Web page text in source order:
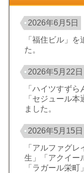
2026年6月5日
「福住ビル」を
た。
2026年5月22日
「ハイツすずら
「セジュール本
ました。
2026年5月15日
「アルファグレ
生」「アクイー
「ラガール栄町